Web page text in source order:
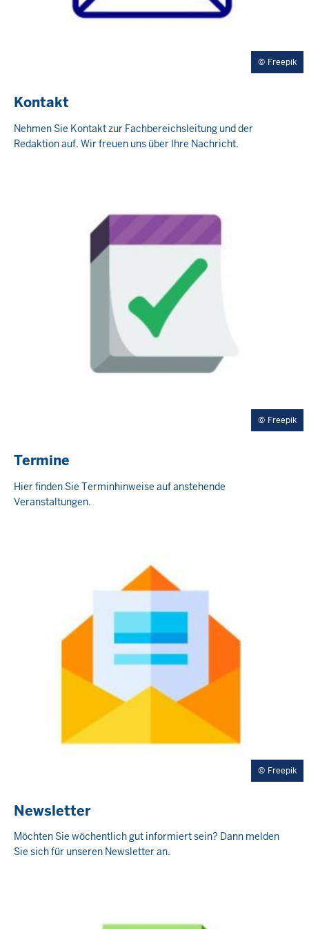
Freepik
Kontakt
Nehmen Sie Kontakt zur Fachbereichsleitung und der
Redaktion auf. Wir freuen uns über Ihre Nachricht.
Freepik
Termine
Hier finden Sie Terminhinweise auf anstehende
Veranstaltungen.
Freepik
Newsletter
Möchten Sie wöchentlich gut informiert sein? Dann melden
Sie sich für unseren Newsletter an.